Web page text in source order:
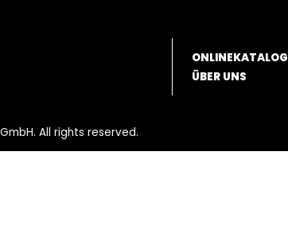
ONLINEKATALOG
ÜBER UNS
All rights reserved.